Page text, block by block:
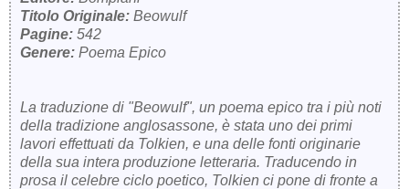
Titolo Originale: Beowulf
Pagine: 542
Genere: Poema Epico
La traduzione di "Beowulf", un poema epico tra i più noti
della tradizione anglosassone, è stata uno dei primi
lavori effettuati da Tolkien, e una delle fonti originarie
della sua intera produzione letteraria. Traducendo in
prosa il celebre ciclo poetico, Tolkien ci pone di fronte a